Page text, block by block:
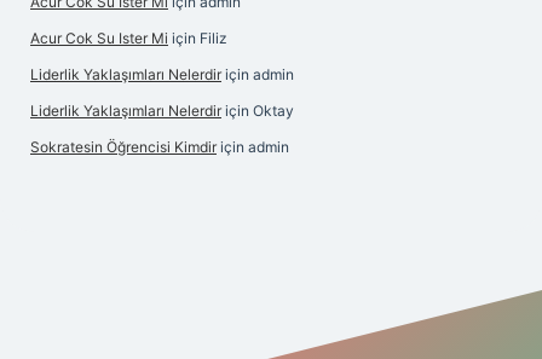
Acur Cok Su Ister Mi için Filiz
Liderlik Yaklaşımları Nelerdir için admin
Liderlik Yaklaşımları Nelerdir için Oktay
Sokratesin Öğrencisi Kimdir için admin